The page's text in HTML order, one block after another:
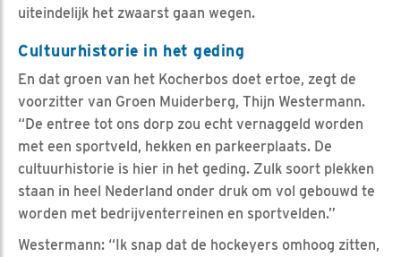
uiteindelijk het zwaarst gaan wegen.
Cultuurhistorie in het geding
En dat groen van het Kocherbos doet ertoe, zegt de
voorzitter van Groen Muiderberg, Thijn Westermann.
“De entree tot ons dorp zou echt vernaggeld worden
met een sportveld, hekken en parkeerplaats. De
cultuurhistorie is hier in het geding. Zulk soort plekken
staan in heel Nederland onder druk om vol gebouwd te
worden met bedrijventerreinen en sportvelden.”
Westermann: “Ik snap dat de hockeyers omhoog zitten,